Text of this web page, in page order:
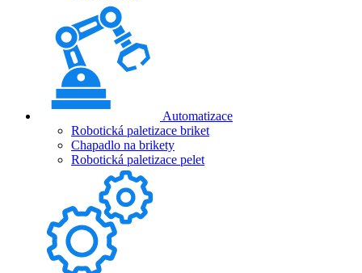
Automatizace
Robotická paletizace briket
Chapadlo na brikety
Robotická paletizace pelet